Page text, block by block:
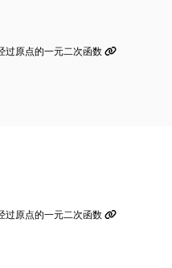
过原点的一元二次函数
过原点的一元二次函数